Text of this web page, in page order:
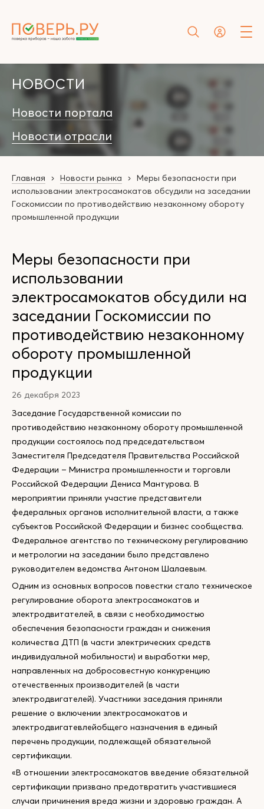
НОВОСТИ
Новости портала
Новости отрасли
Главная Новости рынка
Меры безопасности при
использовании электросамокатов обсудили на заседании
Госкомиссии по противодействию незаконному обороту
промышленной продукции
Меры безопасности при
использовании
электросамокатов обсудили на
заседании Госкомиссии по
противодействию незаконному
обороту промышленной
продукции
26 декабря 2023
Заседание Государственной комиссии по
противодействию незаконному обороту промышленной
продукции состоялось под председательством
Заместителя Председателя Правительства Российской
Федерации – Министра промышленности и торговли
Российской Федерации Дениса Мантурова. В
мероприятии приняли участие представители
федеральных органов исполнительной власти, а также
субъектов Российской Федерации и бизнес сообщества.
Федеральное агентство по техническому регулированию
и метрологии на заседании было представлено
руководителем ведомства Антоном Шалаевым.
Одним из основных вопросов повестки стало техническое
регулирование оборота электросамокатов и
электродвитателей, в связи с необходимостью
обеспечения безопасности граждан и снижения
количества ДТП (в части электрических средств
индивидуальной мобильности) и выработки мер,
направленных на добросовестную конкуренцию
отечественных производителей (в части
электродвигателей). Участники заседания приняли
решение о включении электросамокатов и
электродвигатевлейобщего назначения в единый
перечень продукции, подлежащей обязательной
сертификации.
«В отношении электросамокатов введение обязательной
сертификации призвано предотвратить участившиеся
случаи причинения вреда жизни и здоровью граждан. А